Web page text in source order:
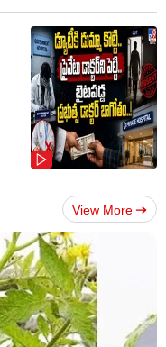
View More